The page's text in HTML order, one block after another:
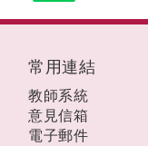
常用連結
教師系統
意見信箱
電子郵件